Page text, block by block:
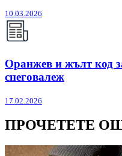
10.03.2026
Оранжев и жълт код
снеговалеж
17.02.2026
ПРОЧЕТЕТЕ